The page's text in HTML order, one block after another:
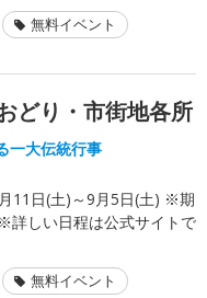
無料イベント
どり・市街地各所
一大伝統行事
11日(土)～9月5日(土) ※期
詳しい日程は公式サイトで
無料イベント